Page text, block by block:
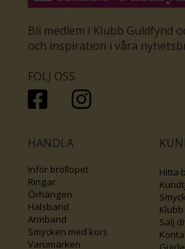
Bli medlem i Klubb Guldfynd
och inspiration i våra
FÖLJ OSS
HANDLA
Inför bröllopet
Ringar
Örhängen
Halsband
Armband
Smycken med kors
Varumärken
Hitta
Sälj